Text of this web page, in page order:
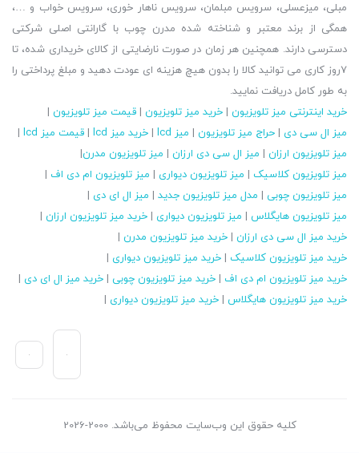
مبلی، میزعسلی، سرویس مبلمان، سرویس ناهار خوری، سرویس خواب و …،
همگی از برند معتبر و شناخته شده مدرن چوب با گارانتی اصلی شرکتی
دسترسی دارند. همچنین هر زمان در صورت نارضایتی از کالای خریداری شده، تا
7روز کاری می توانید کالا را بدون هیچ هزینه ای عودت دهید و مبلغ پرداختی را
به طور کامل دریافت نمایید.
خرید اینترنتی میز تلویزیون | خرید میز تلویزیون | قیمت میز تلویزیون |
میز ال سی دی | حراج میز تلویزیون | میز lcd | خرید میز lcd | قیمت میز lcd
|
میز تلویزیون ارزان | میز ال سی دی ارزان | میز تلویزیون مدرن|
میز تلویزیون کلاسیک | میز تلویزیون دیواری | میز تلویزیون ام دی اف |
میز تلویزیون چوبی | مدل میز تلویزیون جدید | میز ال ای دی |
میز تلویزیون هایگلاس | میز تلویزیون دیواری | خرید میز تلویزیون ارزان |
خرید میز ال سی دی ارزان | خرید میز تلویزیون مدرن |
خرید میز تلویزیون کلاسیک | خرید میز تلویزیون دیواری |
خرید میز تلویزیون ام دی اف | خرید میز تلویزیون چوبی | خرید میز ال ای دی |
خرید میز تلویزیون هایگلاس | خرید میز تلویزیون دیواری |
کلیه حقوق این وب‌سایت محفوظ می‌باشد. 2000-2026